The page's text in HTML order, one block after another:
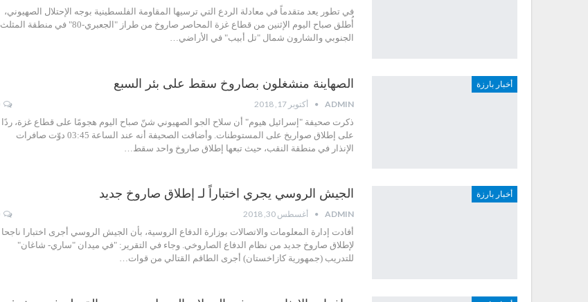
في تطور يعد متقدماً في معادلة الردع التي ترسيها المقاومة الفلسطينية بوجه الإحتلال الصهيوني،
أُطلق صباح اليوم الإثنين من قطاع غزة المحاصر صاروخ من طراز "الجعبري-80" في منطقة المثلث
الجنوبي والشارون شمال "تل أبيب" في الأراضي…
أخبار بارزة الصهاينة منشغلون بصاروخ سقط على بئر السبع
ADMIN أكتوبر 17, 2018
ذكرت صحيفة "إسرائيل هيوم" أن سلاح الجو الصهيوني شنّ صباح اليوم هجومًا على قطاع غزة، ردًا
على إطلاق صواريخ على المستوطنات. وأضافت الصحيفة أنه عند الساعة 03:45 دوّت صافرات
الإنذار في منطقة النقب، حيث تبعها إطلاق صاروخ واحد سقط…
أخبار بارزة الجيش الروسي يجري اختباراً لـ إطلاق صاروخ جديد
ADMIN أغسطس 30, 2018
أفادت إدارة المعلومات والاتصالات بوزارة الدفاع الروسية، بأن الجيش الروسي أجرى اختبارا ناجحا
لإطلاق صاروخ جديد من نظام الدفاع الصاروخي. وجاء في التقرير: "في ميدان "ساري- شاغان"
للتدريب (جمهورية كازاخستان) أجرى الطاقم القتالي من قوات…